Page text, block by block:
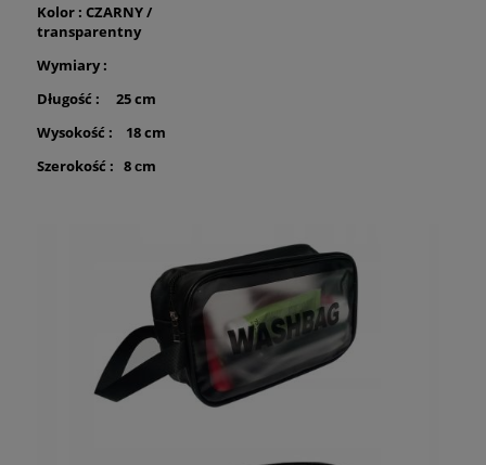
Kolor : CZARNY /
transparentny
Wymiary :
Długość : 25 cm
Wysokość : 18 cm
Szerokość : 8 сm